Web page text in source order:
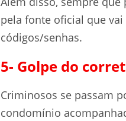
pela fonte oficial que
códigos/senhas.
5- Golpe do
Criminosos se passam
condomínio